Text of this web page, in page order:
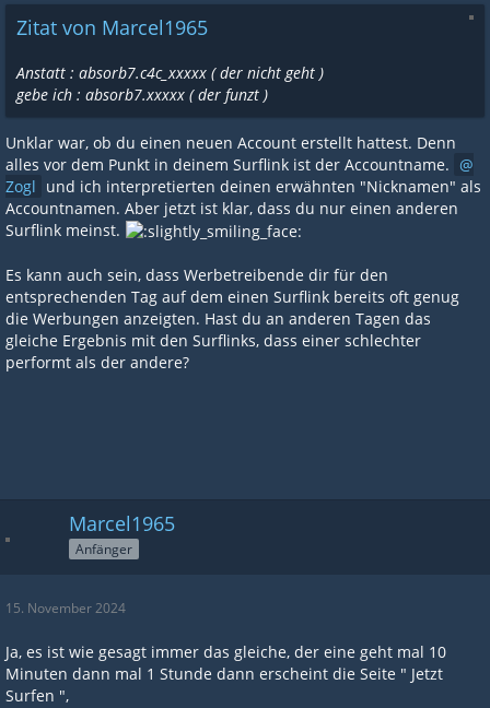
Zitat von Marcel1965
Anstatt : absorb7.c4c_xxxxx ( der nicht geht )
gebe ich : absorb7.xxxxx ( der funzt )
Unklar war, ob du einen neuen Account erstellt hattest. Denn
alles vor dem Punkt in deinem Surflink ist der Accountname.
Zogl und ich interpretierten deinen erwähnten "Nicknamen" als
Accountnamen. Aber jetzt ist klar, dass du nur einen anderen
Surflink meinst.
Es kann auch sein, dass Werbetreibende dir für den
entsprechenden Tag auf dem einen Surflink bereits oft genug
die Werbungen anzeigten. Hast du an anderen Tagen das
gleiche Ergebnis mit den Surflinks, dass einer schlechter
performt als der andere?
Marcel1965
Anfänger
15. November 2024
Ja, es ist wie gesagt immer das gleiche, der eine geht mal 10
Minuten dann mal 1 Stunde dann erscheint die Seite " Jetzt
Surfen ",